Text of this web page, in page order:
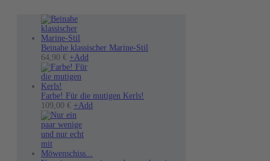
Beinahe klassischer Marine-Stil
64,90 € +Add
Varianten
auf.
Farbe! Für die mutigen Kerls!
109,00 € +Add